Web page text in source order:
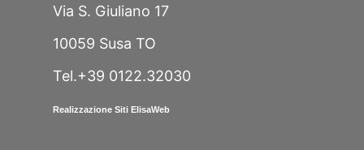
Via S. Giuliano 17
10059 Susa TO
Tel.+39 0122.32030
Realizzazione Siti ElisaWeb